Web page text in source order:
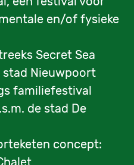
en/of fysieke
Secret Sea
stad Nieuwpoort
familiefestival
de stad De
concept: